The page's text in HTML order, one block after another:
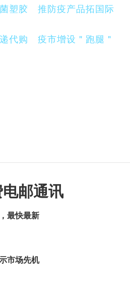
塑胶 推防疫产品拓国际
代购 疫市增设＂跑腿＂
邮通讯
最快最新
市场先机